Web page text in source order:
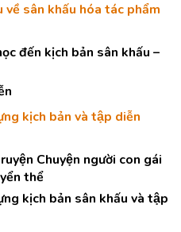
sân khấu hóa tác phẩm
đến kịch bản sân khấu –
kịch bản và tập diễn
Chuyện người con gái
thể
kịch bản sân khấu và tập